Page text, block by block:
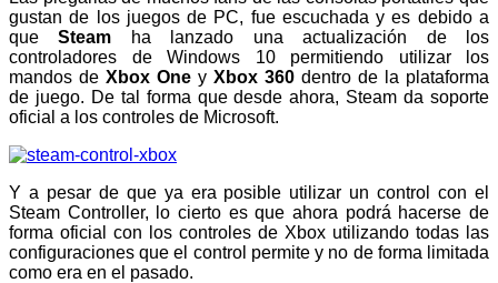
gustan de los juegos de PC, fue escuchada y es debido a
queSteam ha lanzado una actualización de los
controladores de Windows 10 permitiendo utilizar los
mandos de Xbox One y Xbox 360 dentro de la plataforma
de juego. De tal forma que desde ahora, Steam da soporte
oficial a los controles de Microsoft.
Y a pesar de que ya era posible utilizar un control con el
Steam Controller, lo cierto es que ahora podrá hacerse de
forma oficial con los controles de Xbox utilizando todas las
configuraciones que el control permite y no de forma limitada
como era en el pasado.